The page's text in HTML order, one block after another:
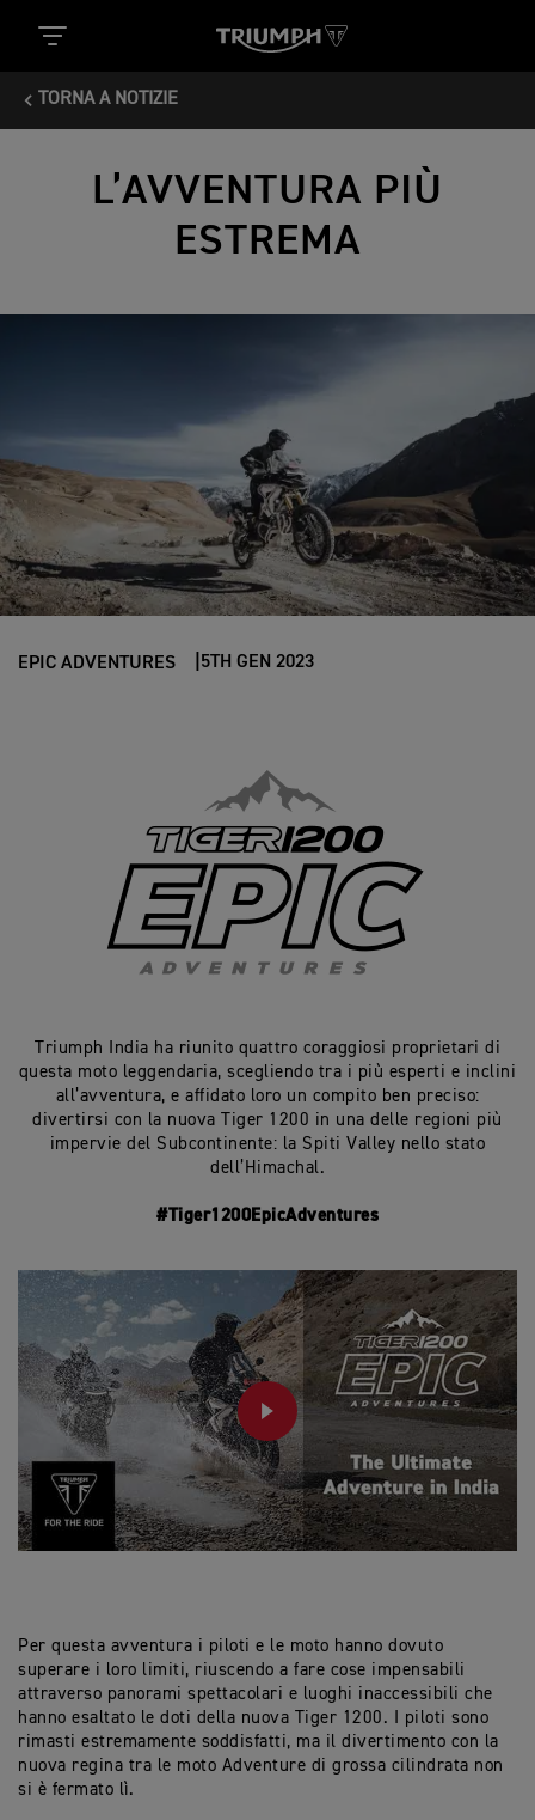
TORNA A NOTIZIE
L’AVVENTURA PIÙ
ESTREMA
EPIC ADVENTURES 5TH GEN 2023
Triumph India ha riunito quattro coraggiosi proprietari di
questa moto leggendaria, scegliendo tra i più esperti e inclini
all’avventura, e affidato loro un compito ben preciso:
divertirsi con la nuova Tiger 1200 in una delle regioni più
impervie del Subcontinente: la Spiti Valley nello stato
dell’Himachal.
#Tiger1200EpicAdventures
PLAY
Per questa avventura i piloti e le moto hanno dovuto
superare i loro limiti, riuscendo a fare cose impensabili
attraverso panorami spettacolari e luoghi inaccessibili che
hanno esaltato le doti della nuova Tiger 1200. I piloti sono
rimasti estremamente soddisfatti, ma il divertimento con la
nuova regina tra le moto Adventure di grossa cilindrata non
si è fermato lì.